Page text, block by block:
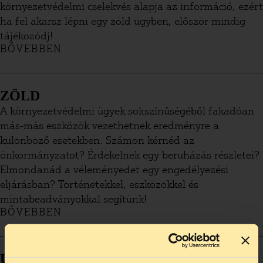
környezetvédelmi cselekvés alapja az információ, ezért
ha fel akarsz lépni egy zöld ügyben, először mindig
tájékozódj!
BŐVEBBEN
ZÖLD
A környezetvédelmi ügyek sokszínűségéből fakadóan
más-más eszközök vezethetnek eredményre a
különböző esetekben. Számon kérnéd az
önkormányzatot? Érdekelnek egy beruházás részletei?
Elmondanád a véleményedet egy engedélyezési
eljárásban? Történetekkel, eszközökkel és
mintabeadványokkal segítünk!
BŐVEBBEN
ÚTMUTATÓ ETIKUS HACKEREKNEK